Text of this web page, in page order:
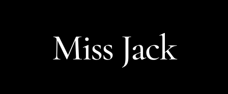
Miss Jack